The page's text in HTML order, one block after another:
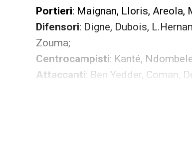
Portieri: Maignan, Lloris, Areola,
Difensori: Digne, Dubois,
Zouma;
Centrocampisti: Kanté,
Attaccanti: Ben Yedder, Coman,
LA PLAYLIST DELLE NOSTRE